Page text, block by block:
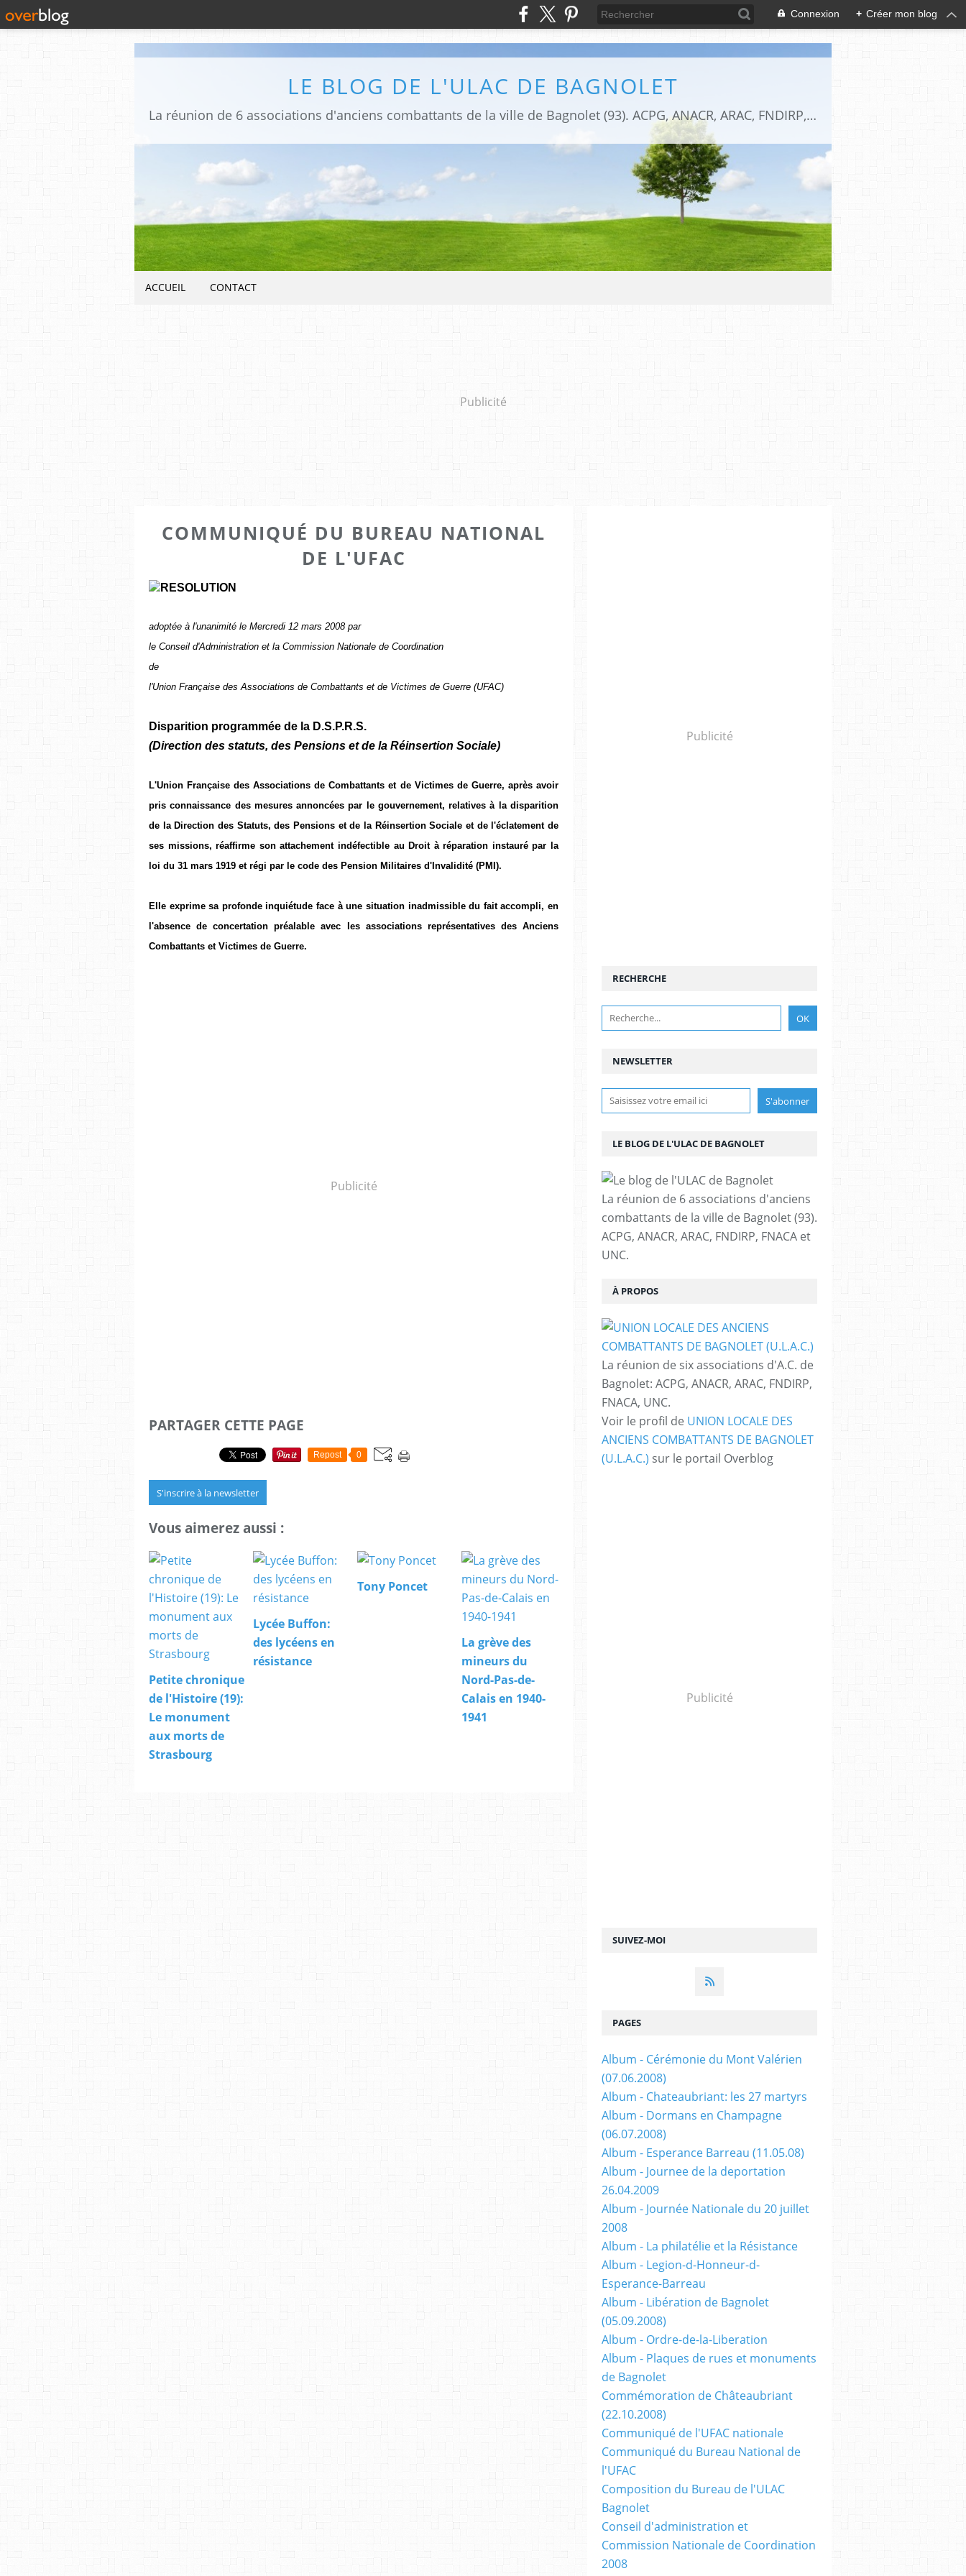
Connexion + Créer mon blog
LE BLOG DE L'ULAC DE BAGNOLET
La réunion de 6 associations d'anciens combattants de la ville de Bagnolet (93). ACPG, ANACR, ARAC, FNDIRP, FNACA et UNC.
ACCUEIL CONTACT
Publicité
COMMUNIQUÉ DU BUREAU NATIONAL
DE L'UFAC
RESOLUTION
adoptée à l'unanimité le Mercredi 12 mars 2008 par
le Conseil d'Administration et la Commission Nationale de Coordination
de
l'Union Française des Associations de Combattants et de Victimes de Guerre (UFAC)
Disparition programmée de la D.S.P.R.S.
(Direction des statuts, des Pensions et de la Réinsertion Sociale)
L'Union Française des Associations de Combattants et de Victimes de Guerre, après avoir
pris connaissance des mesures annoncées par le gouvernement, relatives à la disparition
de la Direction des Statuts, des Pensions et de la Réinsertion Sociale et de l'éclatement de
ses missions, réaffirme son attachement indéfectible au Droit à réparation instauré par la
loi du 31 mars 1919 et régi par le code des Pension Militaires d'Invalidité (PMI).
Elle exprime sa profonde inquiétude face à une situation inadmissible du fait accompli, en
l'absence de concertation préalable avec les associations représentatives des Anciens
Combattants et Victimes de Guerre.
Publicité
PARTAGER CETTE PAGE
Repost 0
S'inscrire à la newsletter
Vous aimerez aussi :
Petite chronique
de l'Histoire (19):
Le monument
aux morts de
Strasbourg
Lycée Buffon:
des lycéens en
résistance
Tony Poncet
La grève des
mineurs du
Nord-Pas-de-
Calais en 1940-
1941
Publicité
NEWSLETTER
SUIVEZ-MOI
RECHERCHE
LE BLOG DE L'ULAC DE BAGNOLET
La réunion de 6 associations d'anciens
combattants de la ville de Bagnolet (93).
ACPG, ANACR, ARAC, FNDIRP, FNACA et
UNC.
À PROPOS
La réunion de six associations d'A.C. de
Bagnolet: ACPG, ANACR, ARAC, FNDIRP,
FNACA, UNC.
Voir le profil de UNION LOCALE DES
ANCIENS COMBATTANTS DE BAGNOLET
(U.L.A.C.) sur le portail Overblog
Publicité
PAGES
Album - Cérémonie du Mont Valérien
(07.06.2008)
Album - Chateaubriant: les 27 martyrs
Album - Dormans en Champagne
(06.07.2008)
Album - Esperance Barreau (11.05.08)
Album - Journee de la deportation
26.04.2009
Album - Journée Nationale du 20 juillet
2008
Album - La philatélie et la Résistance
Album - Legion-d-Honneur-d-
Esperance-Barreau
Album - Libération de Bagnolet
(05.09.2008)
Album - Ordre-de-la-Liberation
Album - Plaques de rues et monuments
de Bagnolet
Commémoration de Châteaubriant
(22.10.2008)
Communiqué de l'UFAC nationale
Communiqué du Bureau National de
l'UFAC
Composition du Bureau de l'ULAC
Bagnolet
Conseil d'administration et
Commission Nationale de Coordination
2008